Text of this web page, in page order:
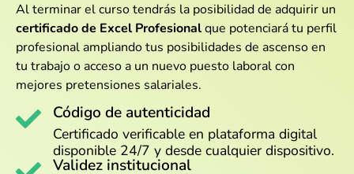
Al terminar el curso tendrás la posibilidad de adquirir un
certificado de Excel Profesionalque potenciará tu perfil
profesional ampliando tus posibilidades de ascenso en
tu trabajo o acceso a un nuevo puesto laboral con
mejores pretensiones salariales.
Código de autenticidad
Certificado verificable en plataforma digital
disponible 24/7 y desde cualquier dispositivo.
Validez institucional